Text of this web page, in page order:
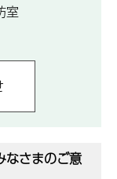
室
なさまのご意